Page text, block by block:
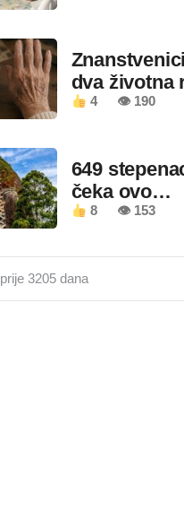
dva životna
4 👁 190
649
čeka ovo…
8 👁 153
prije 3205 dana